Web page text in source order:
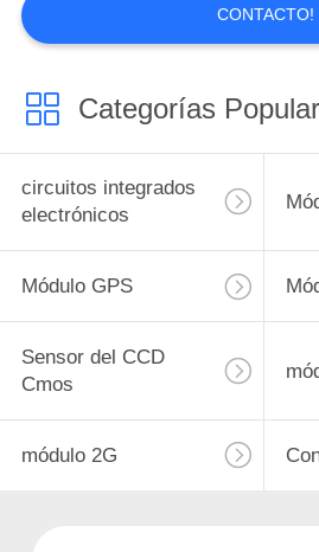
RECORRIDO
LA
FÁBRICA
CONTROL
DE
CALIDAD
CONTACTA
CON
NOSOTROS
CONTACTO!
Categorías
circuitos integrados
electrónicos
Módulo GPS
Sensor del CCD
Cmos
módulo 2G